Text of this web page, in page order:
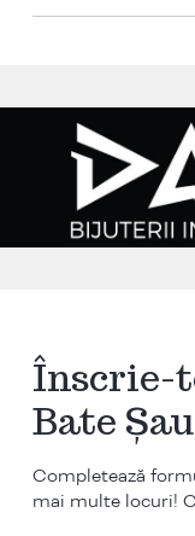
Înscrie-
Bate
Completează
mai multe locuri!